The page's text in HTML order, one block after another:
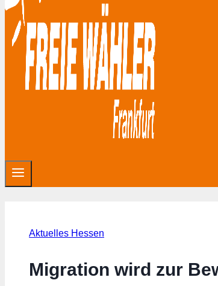
Aktuelles Hessen
Migration wird zur